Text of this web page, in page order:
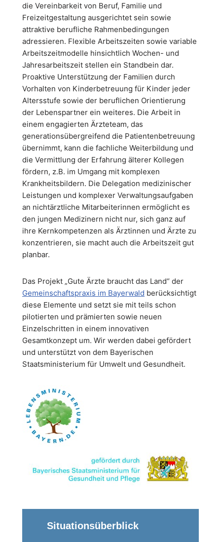
die Vereinbarkeit von Beruf, Familie und
Freizeitgestaltung ausgerichtet sein sowie
attraktive berufliche Rahmenbedingungen
adressieren. Flexible Arbeitszeiten sowie variable
Arbeitszeitmodelle hinsichtlich Wochen- und
Jahresarbeitszeit stellen ein Standbein dar.
Proaktive Unterstützung der Familien durch
Vorhalten von Kinderbetreuung für Kinder jeder
Altersstufe sowie der beruflichen Orientierung
der Lebenspartner ein weiteres. Die Arbeit in
einem engagierten Ärzteteam, das
generationsübergreifend die Patientenbetreuung
übernimmt, kann die fachliche Weiterbildung und
die Vermittlung der Erfahrung älterer Kollegen
fördern, z.B. im Umgang mit komplexen
Krankheitsbildern. Die Delegation medizinischer
Leistungen und komplexer Verwaltungsaufgaben
an nichtärztliche Mitarbeiterinnen ermöglicht es
den jungen Medizinern nicht nur, sich ganz auf
ihre Kernkompetenzen als Ärztinnen und Ärzte zu
konzentrieren, sie macht auch die Arbeitszeit gut
planbar.
Das Projekt „Gute Ärzte braucht das Land“ der
Gemeinschaftspraxis im Bayerwald berücksichtigt
diese Elemente und setzt sie mit teils schon
pilotierten und prämierten sowie neuen
Einzelschritten in einem innovativen
Gesamtkonzept um. Wir werden dabei gefördert
und unterstützt von dem Bayerischen
Staatsministerium für Umwelt und Gesundheit.
Situationsüberblick